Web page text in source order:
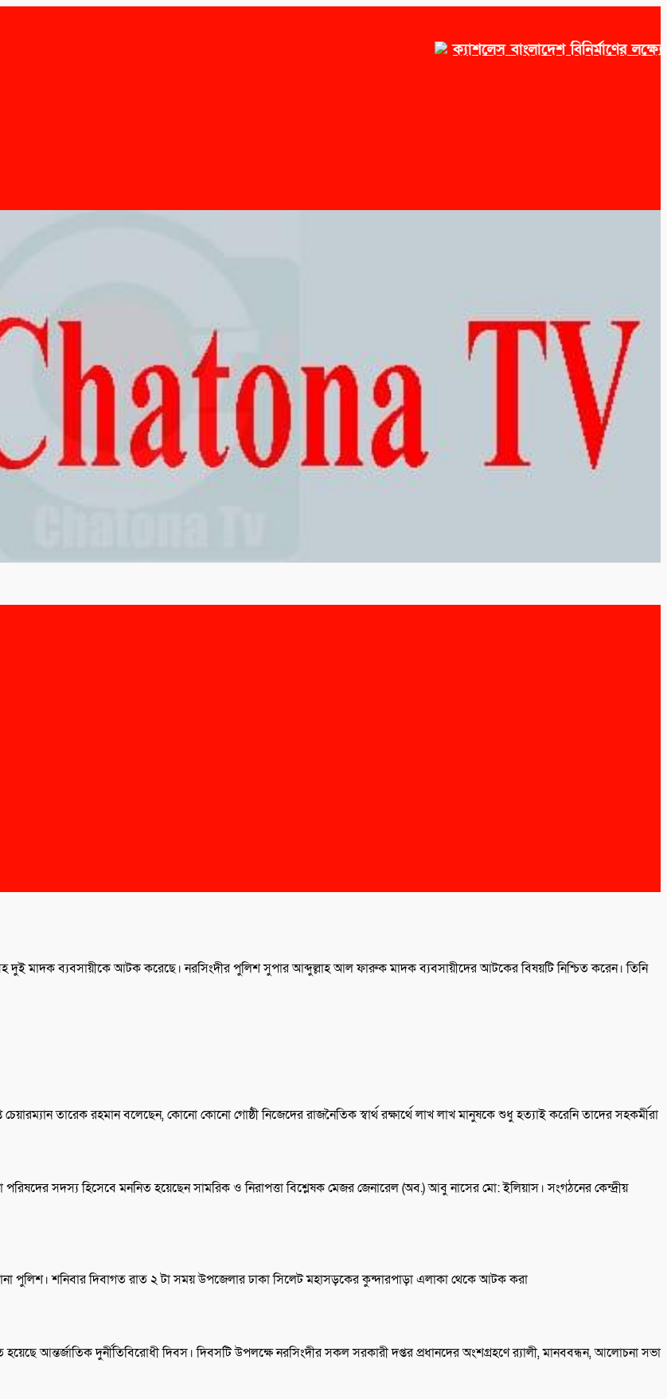
ক্যাশলেস বাংলাদেশ বিনির্মাণের লক্ষ্যে
দুই মাদক ব্যবসায়ীকে আটক করেছে। নরসিংদীর পুলিশ সুপার আব্দুল্লাহ আল ফারুক মাদক ব্যবসায়ীদের আটকের বিষয়টি নিশ্চিত করেন। তিনি
তারেক রহমান বলেছেন, কোনো কোনো গোষ্ঠী নিজেদের রাজনৈতিক স্বার্থ রক্ষার্থে লাখ লাখ মানুষকে শুধু হত্যাই করেনি তাদের সহকর্মীরা
পরিষদের সদস্য হিসেবে মননিত হয়েছেন সামরিক ও নিরাপত্তা বিশ্লেষক মেজর জেনারেল (অব.) আবু নাসের মো: ইলিয়াস। সংগঠনের কেন্দ্রীয়
পুলিশ। শনিবার দিবাগত রাত ২ টা সময় উপজেলার ঢাকা সিলেট মহাসড়কের কুন্দারপাড়া এলাকা থেকে আটক করা
আন্তর্জাতিক দুর্নীতিবিরোধী দিবস। দিবসটি উপলক্ষে নরসিংদীর সকল সরকারী দপ্তর প্রধানদের অংশগ্রহণে র‍্যালী, মানববন্ধন, আলোচনা সভা